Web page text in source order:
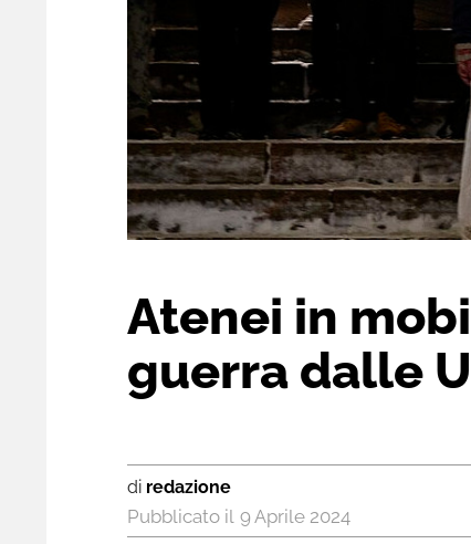
Atenei in
guerra dalle
di redazione
9 Aprile 2024